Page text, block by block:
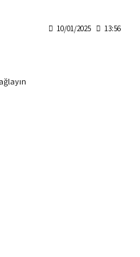
anten, Süperbox
ideal bir çözümdür. Hem
10/01/2025 13:56